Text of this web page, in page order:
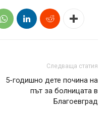
Следваща статия
5-годишно дете почина на
път за болницата в
Благоевград